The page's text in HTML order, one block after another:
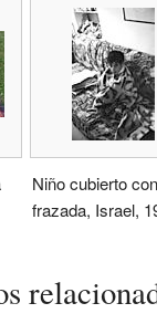
Niño cubierto
frazada, Israel,